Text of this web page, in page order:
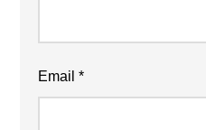
Email*